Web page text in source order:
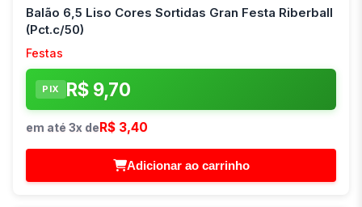
Balão 6,5 Liso Cores Sortidas Gran Festa Riberball
(Pct.c/50)
Festas
PIX R$ 9,70
em até 3x deR$ 3,40
Adicionar ao carrinho